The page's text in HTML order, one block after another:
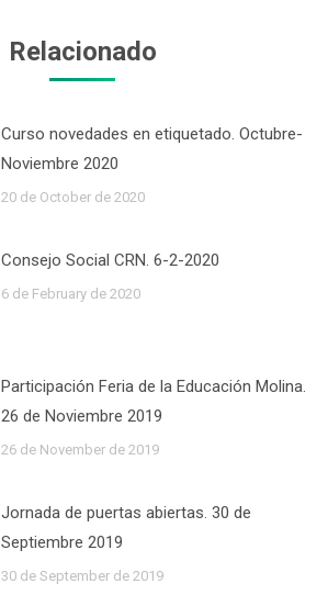
Relacionado
Curso novedades en etiquetado. Octubre-
Noviembre 2020
20 de October de 2020
Consejo Social CRN. 6-2-2020
6 de February de 2020
Participación Feria de la Educación Molina.
26 de Noviembre 2019
26 de November de 2019
Jornada de puertas abiertas. 30 de
Septiembre 2019
30 de September de 2019